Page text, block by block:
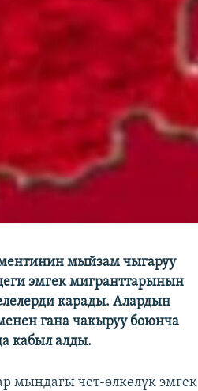
мыйзам чыгаруу
эмгек мигранттарынын
карады. Алардын
гана чакыруу боюнча
кабыл алды.
мындагы чет-өлкөлүк эмгек